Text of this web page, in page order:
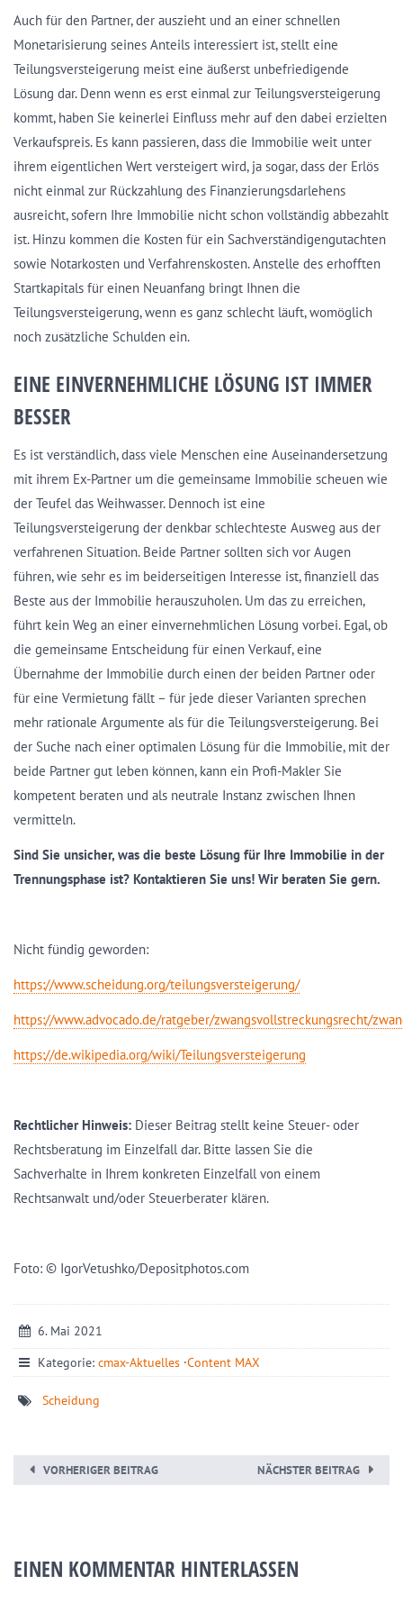
Auch für den Partner, der auszieht und an einer schnellen
Monetarisierung seines Anteils interessiert ist, stellt eine
Teilungsversteigerung meist eine äußerst unbefriedigende
Lösung dar. Denn wenn es erst einmal zur Teilungsversteigerung
kommt, haben Sie keinerlei Einfluss mehr auf den dabei erzielten
Verkaufspreis. Es kann passieren, dass die Immobilie weit unter
ihrem eigentlichen Wert versteigert wird, ja sogar, dass der Erlös
nicht einmal zur Rückzahlung des Finanzierungsdarlehens
ausreicht, sofern Ihre Immobilie nicht schon vollständig abbezahlt
ist. Hinzu kommen die Kosten für ein Sachverständigengutachten
sowie Notarkosten und Verfahrenskosten. Anstelle des erhofften
Startkapitals für einen Neuanfang bringt Ihnen die
Teilungsversteigerung, wenn es ganz schlecht läuft, womöglich
noch zusätzliche Schulden ein.
EINE EINVERNEHMLICHE LÖSUNG IST IMMER
BESSER
Es ist verständlich, dass viele Menschen eine Auseinandersetzung
mit ihrem Ex-Partner um die gemeinsame Immobilie scheuen wie
der Teufel das Weihwasser. Dennoch ist eine
Teilungsversteigerung der denkbar schlechteste Ausweg aus der
verfahrenen Situation. Beide Partner sollten sich vor Augen
führen, wie sehr es im beiderseitigen Interesse ist, finanziell das
Beste aus der Immobilie herauszuholen. Um das zu erreichen,
führt kein Weg an einer einvernehmlichen Lösung vorbei. Egal, ob
die gemeinsame Entscheidung für einen Verkauf, eine
Übernahme der Immobilie durch einen der beiden Partner oder
für eine Vermietung fällt – für jede dieser Varianten sprechen
mehr rationale Argumente als für die Teilungsversteigerung. Bei
der Suche nach einer optimalen Lösung für die Immobilie, mit der
beide Partner gut leben können, kann ein Profi-Makler Sie
kompetent beraten und als neutrale Instanz zwischen Ihnen
vermitteln.
Sind Sie unsicher, was die beste Lösung für Ihre Immobilie in der
Trennungsphase ist? Kontaktieren Sie uns! Wir beraten Sie gern.
Nicht fündig geworden:
https://www.scheidung.org/teilungsversteigerung/
https://www.advocado.de/ratgeber/zwangsvollstreckungsrecht/
https://de.wikipedia.org/wiki/Teilungsversteigerung
Rechtlicher Hinweis: Dieser Beitrag stellt keine Steuer- oder
Rechtsberatung im Einzelfall dar. Bitte lassen Sie die
Sachverhalte in Ihrem konkreten Einzelfall von einem
Rechtsanwalt und/oder Steuerberater klären.
Foto: © IgorVetushko/Depositphotos.com
6. Mai 2021
Kategorie: cmax-Aktuelles ·Content MAX
Scheidung
VORHERIGER BEITRAG NÄCHSTER BEITRAG
EINEN KOMMENTAR HINTERLASSEN